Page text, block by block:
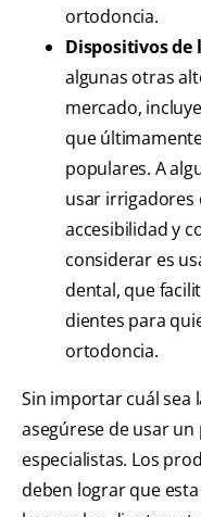
ortodoncia.
Dispositivos
algunas otras
mercado,
que
populares. A
usar irrigadores
accesibilidad y
considerar es
dental, que
dientes para
ortodoncia.
Sin importar cuál sea
asegúrese de usar
especialistas. Los
deben lograr que